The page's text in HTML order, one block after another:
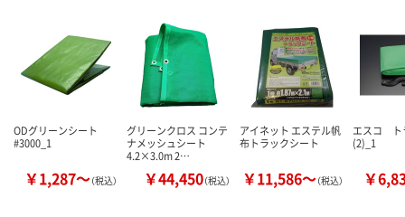
カゴへ カゴへ
ODグリーンシート
#3000_1
￥1,287～（税込）
グリーンクロス コンテ
ナメッシュシート
4.2×3.0m 2…
￥44,450（税込）
アイネット エステル帆
布トラックシート
￥11,586～（税込）
エスコ ト
(2)_1
￥